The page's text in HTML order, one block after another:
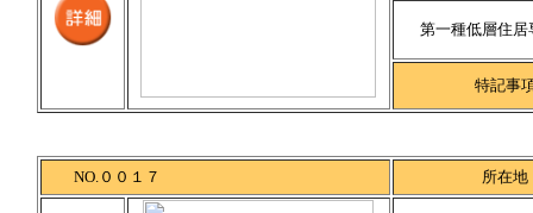
第一種低層住居
特記事
NO.００１７ 所在地